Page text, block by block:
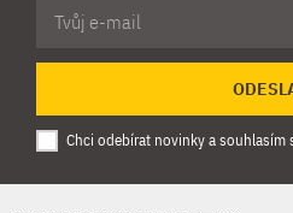
Chci odebírat novinky a souhlasím